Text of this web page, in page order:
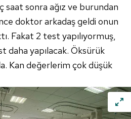
saat sonra ağız ve burundan
doktor arkadaş geldi onun
Fakat 2 test yapılıyormuş,
daha yapılacak. Öksürük
Kan değerlerim çok düşük